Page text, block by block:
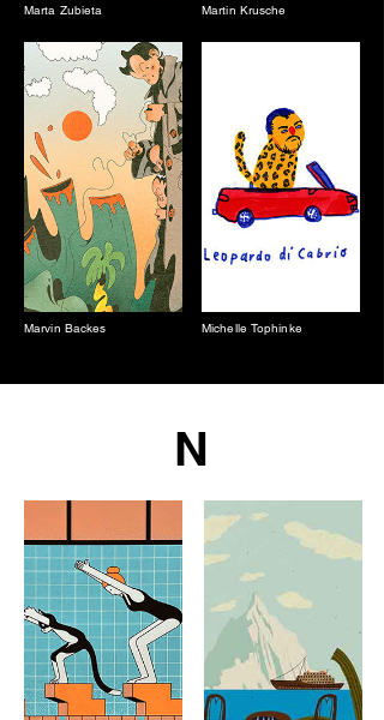
Marta Zubieta
Marvin Backes
Martin Krusche
Michelle Tophinke
N